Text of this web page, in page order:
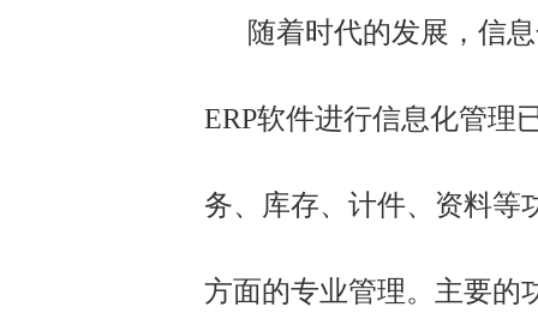
随着时代的发展，信息
ERP软件进行信息化管理
务、库存、计件、资料等
方面的专业管理。主要的